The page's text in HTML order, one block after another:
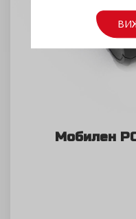
Мобилен